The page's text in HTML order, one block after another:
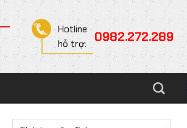
Hotline
hỗ trợ:
0982.272.289